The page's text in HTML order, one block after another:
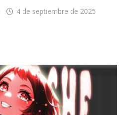
4 de septiembre de 2025